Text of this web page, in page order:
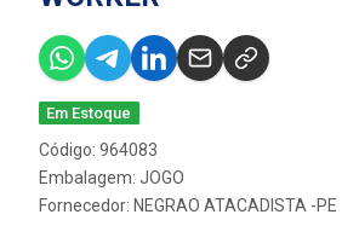
Em Estoque
Código: 964083
Embalagem: JOGO
Fornecedor: NEGRAO ATACADISTA -PE